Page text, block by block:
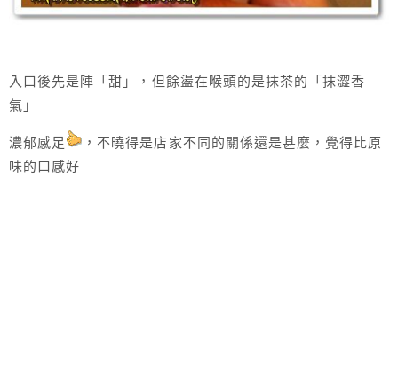
入口後先是陣「甜」，但餘盪在喉頭的是抹茶的「抹澀香
氣」
濃郁感足
，不曉得是店家不同的關係還是甚麼，覺得比原
味的口感好